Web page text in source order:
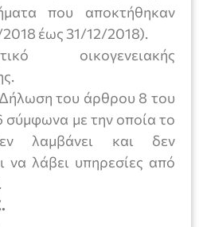
που αποκτήθηκαν
έως 31/12/2018).
οικογενειακής
του άρθρου 8 του
με την οποία το
λαμβάνει και δεν
να λάβει υπηρεσίες από